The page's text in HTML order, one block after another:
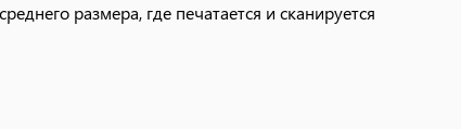
размера, где печатается и сканируется